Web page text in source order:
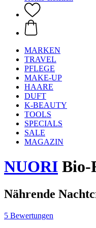
MARKEN
TRAVEL
PFLEGE
MAKE-UP
HAARE
DUFT
K-BEAUTY
TOOLS
SPECIALS
SALE
MAGAZIN
NUORI Bio-
Nährende
5 Bewertungen